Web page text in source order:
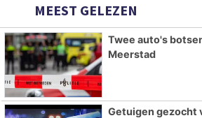
MEEST GELEZEN
Twee auto's
Meerstad
Getuigen gezocht